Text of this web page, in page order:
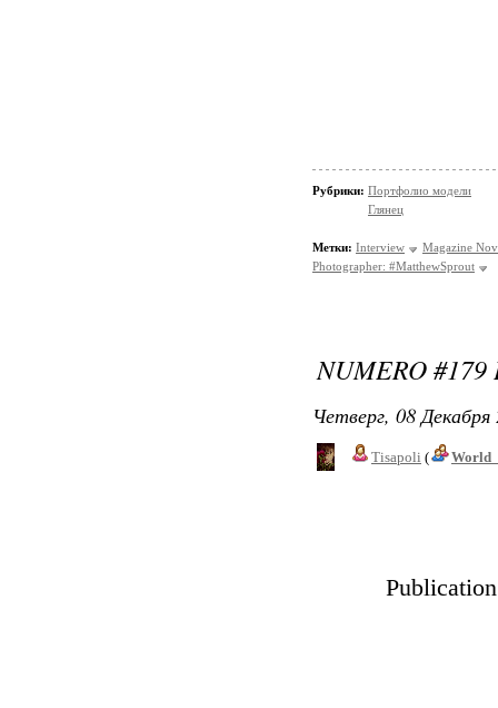
Рубрики: Портфолио модели
Глянец
Метки: Interview
Magazine
Photographer: #MatthewSprout
NUMERO #179
Четверг, 08
Tisapoli (